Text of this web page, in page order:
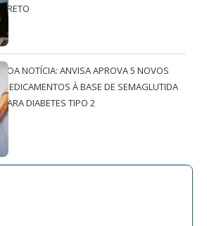
PRETO
BOA NOTÍCIA: ANVISA APROVA 5 NOVOS
MEDICAMENTOS À BASE DE SEMAGLUTIDA
PARA DIABETES TIPO 2